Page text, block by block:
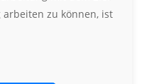
zu können, ist